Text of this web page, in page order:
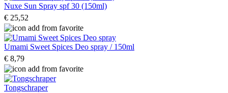
Nuxe Sun Spray spf 30 (150ml)
€ 25,52
Umami Sweet Spices Deo spray / 150ml
€ 8,79
Tongschraper